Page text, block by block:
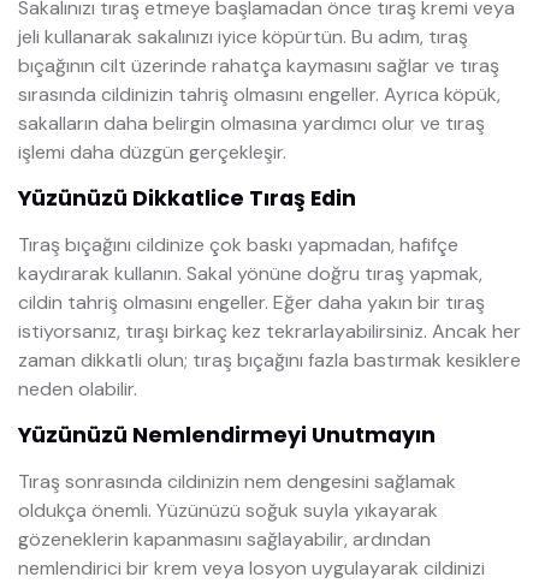
Sakalınızı tıraş etmeye başlamadan önce tıraş kremi veya
jeli kullanarak sakalınızı iyice köpürtün. Bu adım, tıraş
bıçağının cilt üzerinde rahatça kaymasını sağlar ve tıraş
sırasında cildinizin tahriş olmasını engeller. Ayrıca köpük,
sakalların daha belirgin olmasına yardımcı olur ve tıraş
işlemi daha düzgün gerçekleşir.
Yüzünüzü Dikkatlice Tıraş Edin
Tıraş bıçağını cildinize çok baskı yapmadan, hafifçe
kaydırarak kullanın. Sakal yönüne doğru tıraş yapmak,
cildin tahriş olmasını engeller. Eğer daha yakın bir tıraş
istiyorsanız, tıraşı birkaç kez tekrarlayabilirsiniz. Ancak her
zaman dikkatli olun; tıraş bıçağını fazla bastırmak kesiklere
neden olabilir.
Yüzünüzü Nemlendirmeyi Unutmayın
Tıraş sonrasında cildinizin nem dengesini sağlamak
oldukça önemli. Yüzünüzü soğuk suyla yıkayarak
gözeneklerin kapanmasını sağlayabilir, ardından
nemlendirici bir krem veya losyon uygulayarak cildinizi